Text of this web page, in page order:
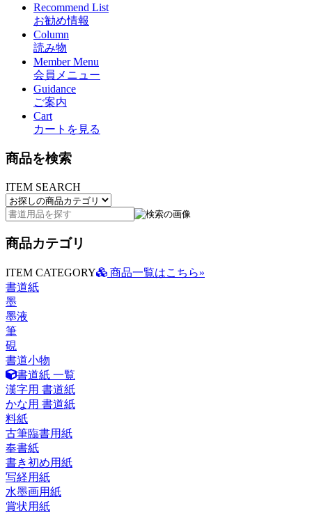
Recommend List
お勧め情報
Column
読み物
Member Menu
会員メニュー
Guidance
ご案内
Cart
カートを見る
商品を検索
ITEM SEARCH
商品カテゴリ
ITEM CATEGORY
商品一覧はこちら»
書道紙
墨
墨液
筆
硯
書道小物
書道紙 一覧
漢字用 書道紙
かな用 書道紙
料紙
古筆臨書用紙
奉書紙
書き初め用紙
写経用紙
水墨画用紙
賞状用紙